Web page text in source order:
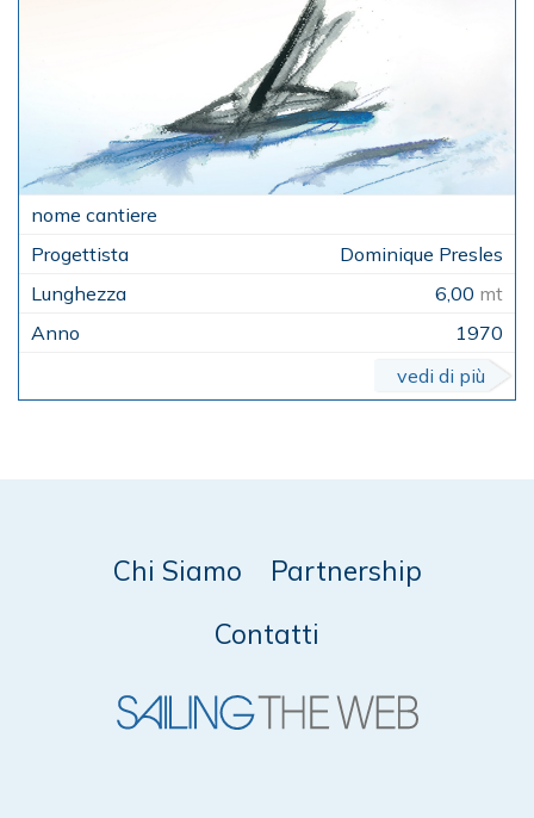
Dominique Presles
6,00 mt
1970
vedi di più
Chi Siamo
Partnership
Contatti